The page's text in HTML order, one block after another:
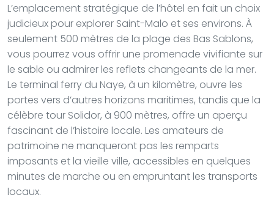
L’emplacement stratégique de l’hôtel en fait un choix
judicieux pour explorer Saint-Malo et ses environs. À
seulement 500 mètres de la plage des Bas Sablons,
vous pourrez vous offrir une promenade vivifiante sur
le sable ou admirer les reflets changeants de la mer.
Le terminal ferry du Naye, à un kilomètre, ouvre les
portes vers d’autres horizons maritimes, tandis que la
célèbre tour Solidor, à 900 mètres, offre un aperçu
fascinant de l’histoire locale. Les amateurs de
patrimoine ne manqueront pas les remparts
imposants et la vieille ville, accessibles en quelques
minutes de marche ou en empruntant les transports
locaux.